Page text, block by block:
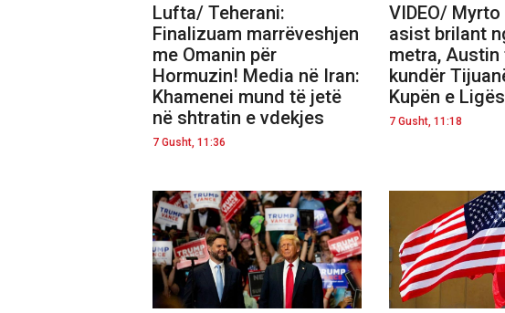
Lufta/ Teherani:
Finalizuam marrëveshjen
me Omanin për
Hormuzin! Media në Iran:
Khamenei mund të jetë
në shtratin e vdekjes
7 Gusht, 11:36
VIDEO/
asist brilant
metra,
kundër
Kupën e Ligës
7 Gusht, 11:18